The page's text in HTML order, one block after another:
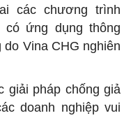
các chương trình
có ứng dụng thông
Vina CHG nghiên
pháp chống giả
doanh nghiệp vui